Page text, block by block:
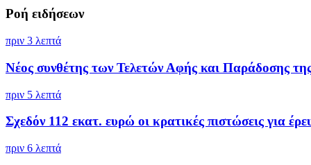
Ροή ειδήσεων
πριν 3 λεπτά
Νέος συνθέτης των Τελετών Αφής και Παράδοσης
πριν 5 λεπτά
Σχεδόν 112 εκατ. ευρώ οι κρατικές πιστώσεις για
πριν 6 λεπτά